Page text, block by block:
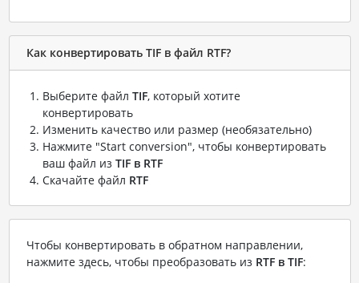
Как конвертировать TIF в файл RTF?
Выберите файл TIF, который хотите
конвертировать
Изменить качество или размер (необязательно)
Нажмите "Start conversion", чтобы конвертировать
ваш файл из TIF в RTF
Скачайте файл RTF
Чтобы конвертировать в обратном направлении,
нажмите здесь, чтобы преобразовать из RTF в TIF: